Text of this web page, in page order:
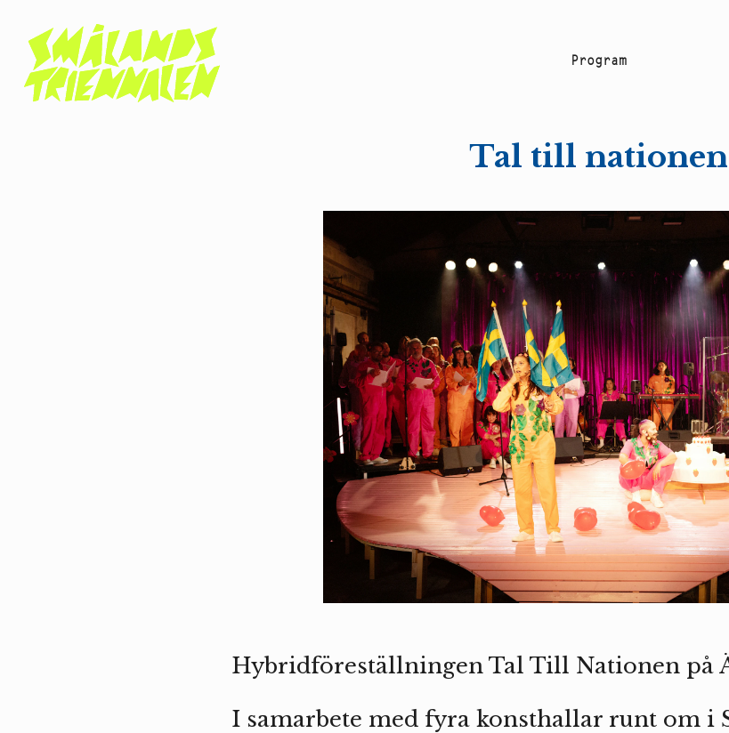
Program
Tal till nationen
Hybridföreställningen Tal Till Nationen på
I samarbete med fyra konsthallar runt om i